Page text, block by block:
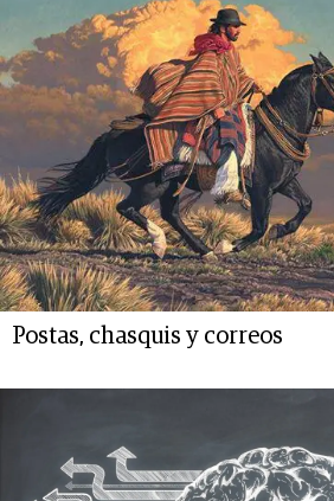
Postas, chasquis y correos